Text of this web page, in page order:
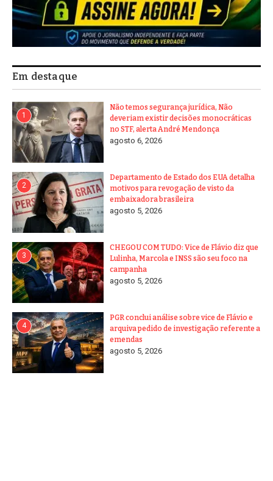
Em destaque
1
Não temos segurança jurídica, Não
deveriam existir decisões monocráticas
no STF, alerta André Mendonça
agosto 6, 2026
2
Departamento de Estado dos EUA detalha
motivos para revogação de visto da
embaixadora brasileira
agosto 5, 2026
3
CHEGOU COM TUDO: Vice de Flávio diz que
Lulinha, Marcola e INSS são seu foco na
campanha
agosto 5, 2026
4
PGR conclui análise sobre vice de Flávio e
arquiva pedido de investigação referente a
emendas
agosto 5, 2026